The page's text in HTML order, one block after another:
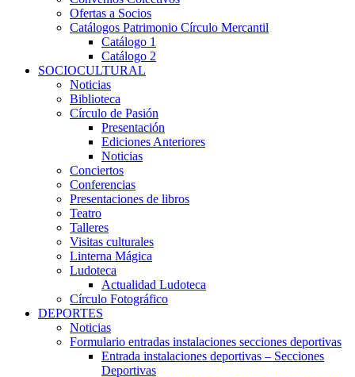
Ofertas a Socios
Catálogos Patrimonio Círculo Mercantil
Catálogo 1
Catálogo 2
SOCIOCULTURAL
Noticias
Biblioteca
Círculo de Pasión
Presentación
Ediciones Anteriores
Noticias
Conciertos
Conferencias
Presentaciones de libros
Teatro
Talleres
Visitas culturales
Linterna Mágica
Ludoteca
Actualidad Ludoteca
Círculo Fotográfico
DEPORTES
Noticias
Formulario entradas instalaciones secciones deportivas
Entrada instalaciones deportivas – Secciones
Deportivas